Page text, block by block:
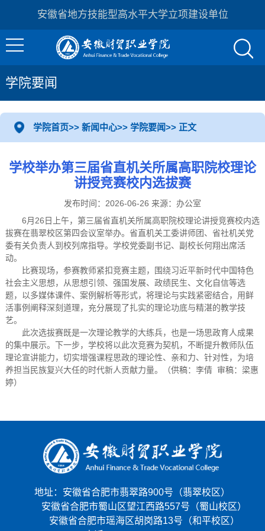
安徽省地方技能型高水平大学立项建设单位
学院要闻
学院首页>> 新闻中心>> 学院要闻>> 正文
学校举办第三届省直机关所属高职院校理论
讲授竞赛校内选拔赛
发布时间：2026-06-26 来源：办公室
6月26日上午，第三届省直机关所属高职院校理论讲授竞赛校内选
拔赛在翡翠校区第四会议室举办。省直机关工委讲师团、省社机关党
委有关负责人到校列席指导。学校党委副书记、副校长何翔出席活
动。
比赛现场，参赛教师紧扣竞赛主题，围绕习近平新时代中国特色
社会主义思想，从思想引领、强国发展、政绩民生、文化自信等选
题，以多媒体课件、案例解析等形式，将理论与实践紧密结合，用鲜
活事例阐释深刻道理，充分展现了扎实的理论功底与精湛的教学技
艺。
此次选拔赛既是一次理论教学的大练兵，也是一场思政育人成果
的集中展示。下一步，学校将以此次竞赛为契机，不断提升教师队伍
理论宣讲能力，切实增强课程思政的理论性、亲和力、针对性，为培
养担当民族复兴大任的时代新人贡献力量。（供稿：李倩 审稿：梁惠
婷）
地址：安徽省合肥市翡翠路900号（翡翠校区）
安徽省合肥市蜀山区望江西路557号（蜀山校区）
安徽省合肥市瑶海区胡岗路13号（和平校区）